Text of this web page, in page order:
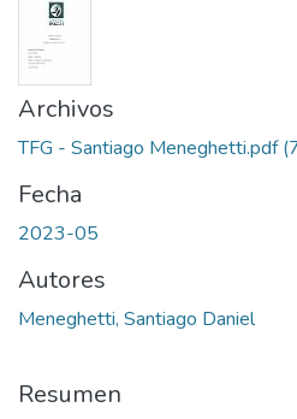
Archivos
TFG - Santiago Meneghetti.pdf
Fecha
2023-05
Autores
Meneghetti, Santiago Daniel
Resumen